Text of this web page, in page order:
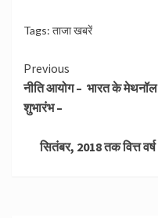
Tags: ताजा खबरें
Continue
Reading
Previous
नीति आयोग – भारत के मेथनॉल
शुभारंभ –
सितंबर, 2018 तक वित्त